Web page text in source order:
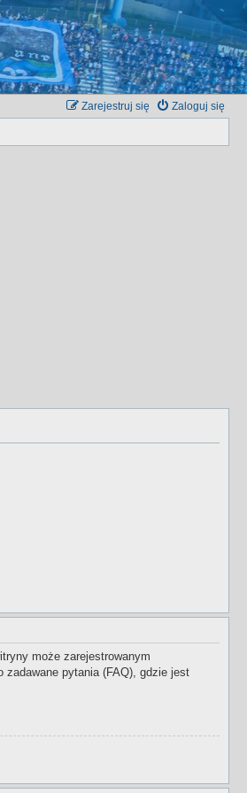
Zaloguj się
Zarejestruj się
może zarejestrowanym
pytania (FAQ), gdzie jest